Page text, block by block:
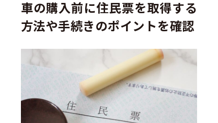
車の購入前に住民票を取得する
方法や手続きのポイントを確認